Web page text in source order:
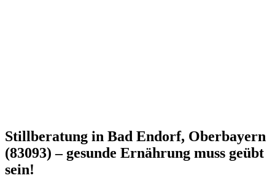
Stillberatung in Bad Endorf, Oberbayern
(83093) – gesunde Ernährung muss geübt
sein!